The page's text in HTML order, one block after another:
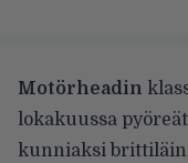
Motörheadin
lokakuussa
kunniaksi